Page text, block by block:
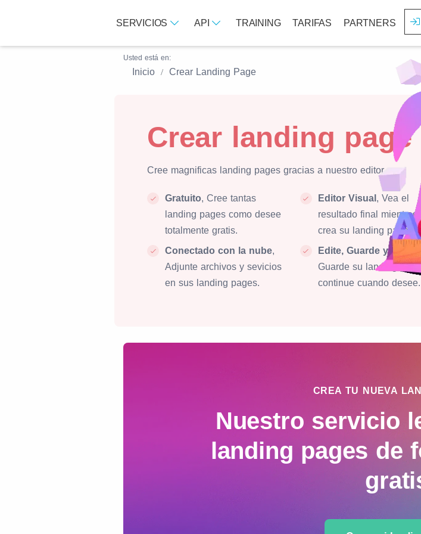
SERVICIOS API TRAINING TARIFAS PARTNERS
Usted está en:
Inicio Crear Landing Page
Crear landing page
Cree magnificas landing pages gracias a nuestro editor
Gratuito, Cree tantas
landing pages como desee
totalmente gratis.
Conectado con la nube,
Adjunte archivos y sevicios
en sus landing pages.
Editor Visual , Vea el
resultado final mientras
crea su landing page.
Edite, Guarde y
Guarde su landing y
continue cuando desee.
CREA TU NUEVA
Nuestro servicio
landing pages de